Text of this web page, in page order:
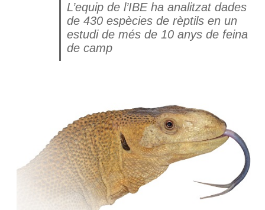
L’equip de l’IBE ha analitzat dades
de 430 espècies de rèptils en un
estudi de més de 10 anys de feina
de camp